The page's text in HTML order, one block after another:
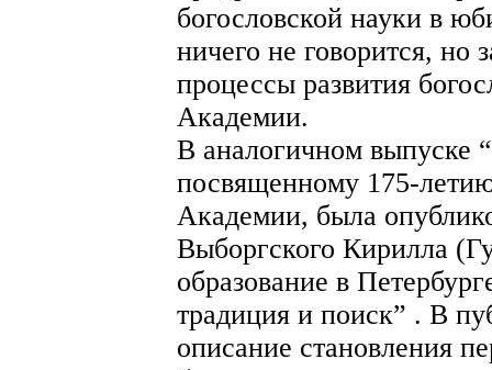
богословской науки в
ничего не говорится, но
процессы развития
Академии.
В аналогичном выпуске
посвященному 175-
Академии, была
Выборгского Кирилла
образование в
традиция и поиск” . В
описание становления